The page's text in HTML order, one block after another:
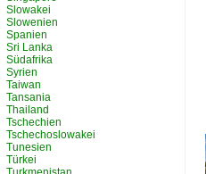
Slowakei
Slowenien
Spanien
Sri Lanka
Südafrika
Syrien
Taiwan
Tansania
Thailand
Tschechien
Tschechoslowakei
Tunesien
Türkei